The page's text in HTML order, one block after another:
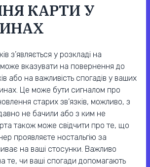
КАРТИ У
з’являється у розкладі на
вказувати на повернення до
або на важливість спогадів у ваших
Це може бути сигналом про
старих зв’язків, можливо, з
не бачили або з ким не
також може свідчити про те, що
проявляєте ностальгію за
на ваші стосунки. Важливо
те, чи ваші спогади допомагають